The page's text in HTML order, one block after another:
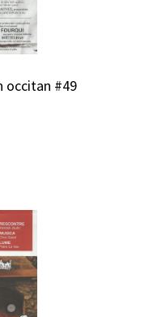
occitan #49